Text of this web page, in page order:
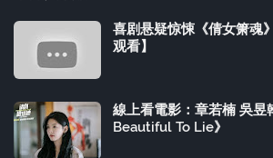
喜剧悬疑惊悚《倩女箫魂
观看】
線上看電影：章若楠 吳昱
Beautiful To Lie》